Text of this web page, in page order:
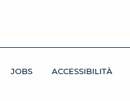
JOBS ACCESSIBILITÀ